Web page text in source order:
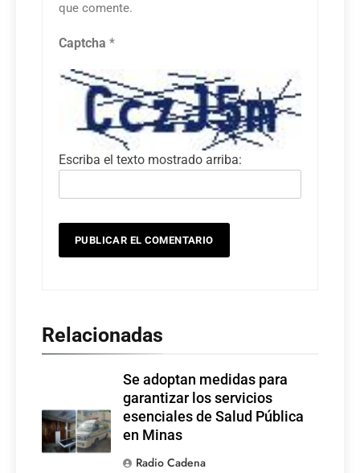
que comente.
Captcha *
Escriba el texto mostrado arriba:
Relacionadas
Se adoptan medidas para
garantizar los servicios
esenciales de Salud Pública
en Minas
Radio Cadena